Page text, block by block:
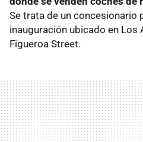
Se trata de un concesionario
inauguración ubicado en Los
Figueroa Street.